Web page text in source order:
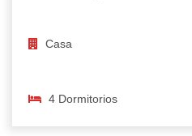
Casa
4 Dormitorios